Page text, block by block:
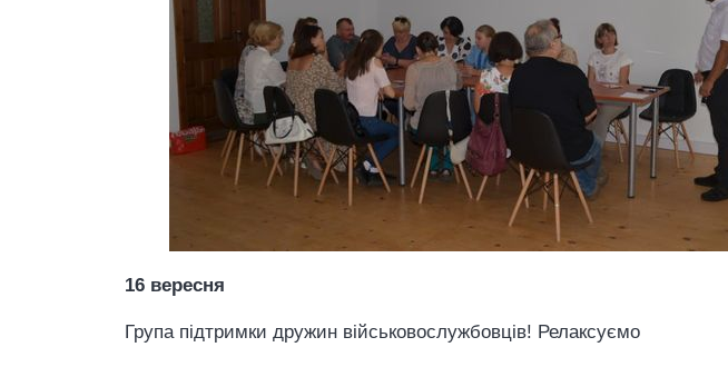
16 вересня
Група підтримки дружин військовослужбовців! Релаксуємо